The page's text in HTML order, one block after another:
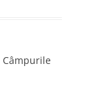
Câmpurile